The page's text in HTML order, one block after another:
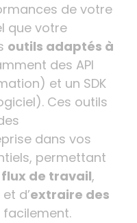
de votre
que votre
outils adaptés à
des API
et un SDK
Ces outils
dans vos
permettant
de travail,
et d’extraire des
facilement.